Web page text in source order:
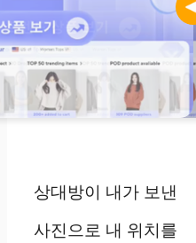
상대방이 내가 보낸
사진으로 내 위치를